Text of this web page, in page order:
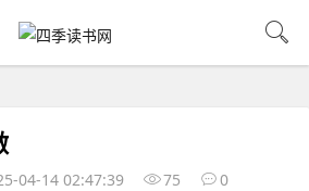
04-14 02:47:39 75 0